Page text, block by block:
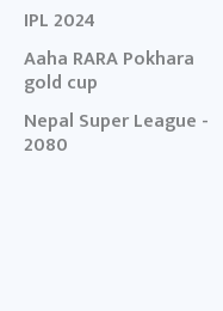
IPL 2024
Aaha RARA Pokhara
gold cup
Nepal Super League -
2080